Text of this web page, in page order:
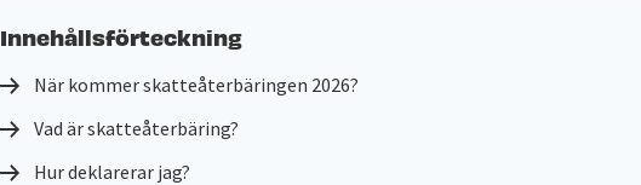
Innehållsförteckning
När kommer skatteåterbäringen 2026?
Vad är skatteåterbäring?
Hur deklarerar jag?